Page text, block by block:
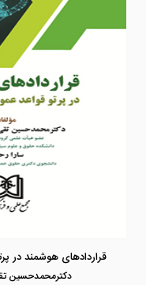
قراردادهای هوشمند در
دكترمحمدحسين